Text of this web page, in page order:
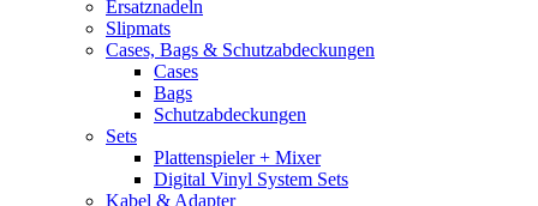
Ersatznadeln
Slipmats
Cases, Bags & Schutzabdeckungen
Cases
Bags
Schutzabdeckungen
Sets
Plattenspieler + Mixer
Digital Vinyl System Sets
Kabel & Adapter